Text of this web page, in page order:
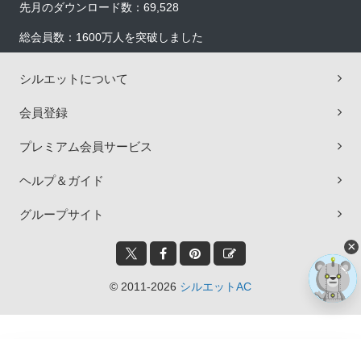
先月のダウンロード数：69,528
総会員数：1600万人を突破しました
シルエットについて
会員登録
プレミアム会員サービス
ヘルプ＆ガイド
グループサイト
© 2011-2026 シルエットAC
×